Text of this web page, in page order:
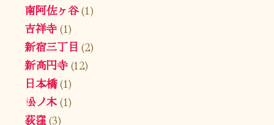
南阿佐ヶ谷(1)
吉祥寺(1)
新宿三丁目 (2)
新高円寺(12)
日本橋(1)
松ノ木(1)
荻窪(3)